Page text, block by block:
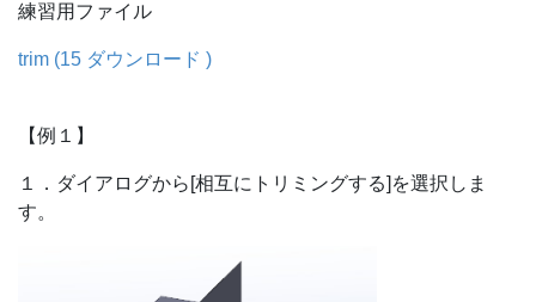
練習用ファイル
trim (15 ダウンロード )
【例１】
１．ダイアログから[相互にトリミングする]を選択しま
す。